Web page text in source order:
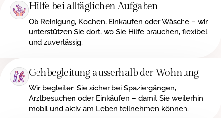
Hilfe bei alltäglichen Aufgaben
Ob Reinigung, Kochen, Einkaufen oder Wäsche – wir
unterstützen Sie dort, wo Sie Hilfe brauchen, flexibel
und zuverlässig.
Gehbegleitung ausserhalb der Wohnung
Wir begleiten Sie sicher bei Spaziergängen,
Arztbesuchen oder Einkäufen – damit Sie weiterhin
mobil und aktiv am Leben teilnehmen können.